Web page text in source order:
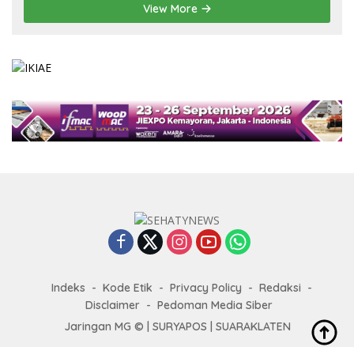
View More
Indeks Kode Etik Privacy Policy
Redaksi
Disclaimer
Pedoman Media Siber
Jaringan MG © | SURYAPOS SUARAKLATEN